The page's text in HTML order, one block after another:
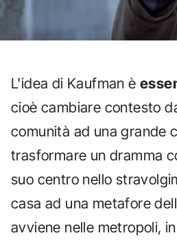
L'idea di Kaufman è
cioè cambiare contesto
comunità ad una grande
trasformare un dramma
suo centro nello
casa ad una metafore
avviene nelle metropoli,